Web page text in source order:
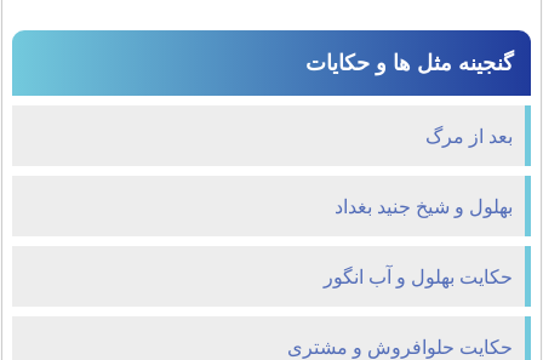
گنجینه مثل ها و حکایات
بعد از مرگ
بهلول و شيخ جنيد بغداد
حکایت بهلول و آب انگور
حکایت حلوافروش و مشتری